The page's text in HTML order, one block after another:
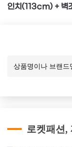
색
인치(113cm) +
로켓패션,